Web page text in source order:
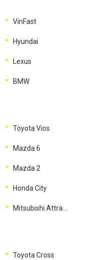
VinFast
Hyundai
Lexus
BMW
Toyota Vios
Mazda 6
Mazda 2
Honda City
Toyota Cross